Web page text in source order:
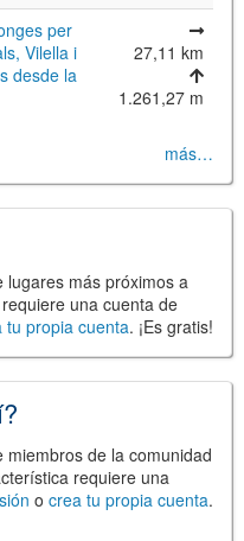
i Geològic de
CC BY-SH 4.0
per
Vilella i
desde la
27,11 km
1.261,27 m
más…
lugares más próximos a
una cuenta de
tu propia cuenta. ¡Es gratis!
de la comunidad
requiere una
o crea tu propia cuenta.